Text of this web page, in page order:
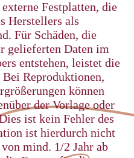
Festplatten, die
Herstellers als
Für Schäden, die
gelieferten Daten im
entstehen, leistet die
Reproduktionen,
können
der Vorlage oder
ist kein Fehler des
ist hierdurch nicht
mind. 1/2 Jahr ab